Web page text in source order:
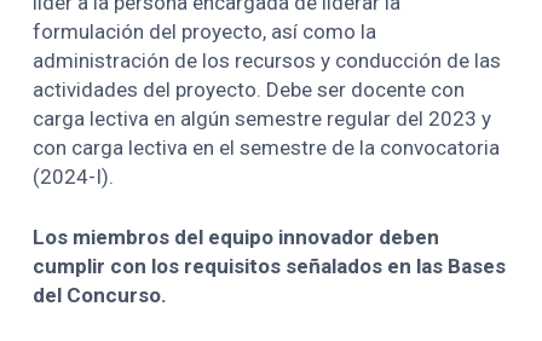
formulación del proyecto, así como la
administración de los recursos y conducción de las
actividades del proyecto. Debe ser docente con
carga lectiva en algún semestre regular del 2023 y
con carga lectiva en el semestre de la convocatoria
(2024-I).
Los miembros del equipo innovador deben
cumplir con los requisitos señalados en las Bases
del Concurso.